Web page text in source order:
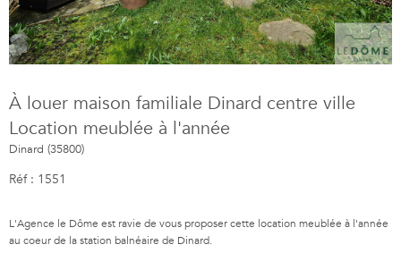
À louer maison familiale Dinard centre ville
Location meublée à l'année
Dinard (35800)
Réf : 1551
L'Agence le Dôme est ravie de vous proposer cette location meublée à l'année
au coeur de la station balnéaire de Dinard.